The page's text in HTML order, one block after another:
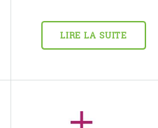
LIRE LA SUITE